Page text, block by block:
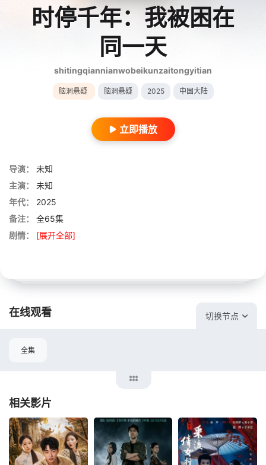
时停千年：我被困在
同一天
shitingqiannianwobeikunzaitongyitian
脑洞悬疑 脑洞悬疑 2025 中国大陆
立即播放
导演：
未知
主演：
未知
年代：
2025
备注：
全65集
剧情：
[展开全部]
在线观看 切换节点
全集
相关影片